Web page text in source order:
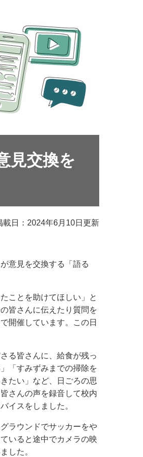
見交換を
載日：2024年6月10日更新
意見を交換する「語る
ことを助けてほしい」と
皆さんに伝えたり質問を
開催しています。この日
る皆さんに、給食が残っ
「すみずみまでの掃除を
たい」など、日ごろの思
さんの声を録音して校内
イスをしました。
ラウンドでサッカーをや
いると途中でカメラの映
した。